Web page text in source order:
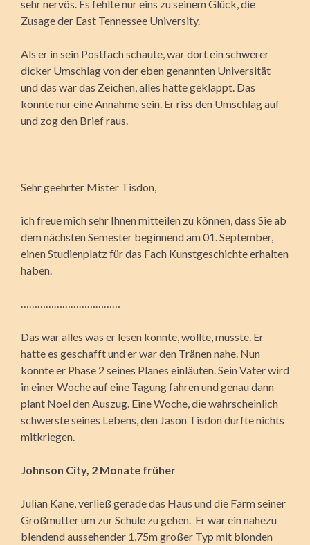
sehr nervös. Es fehlte nur eins zu seinem Glück, die
Zusage der East Tennessee University.
Als er in sein Postfach schaute, war dort ein schwerer
dicker Umschlag von der eben genannten Universität
und das war das Zeichen, alles hatte geklappt. Das
konnte nur eine Annahme sein. Er riss den Umschlag auf
und zog den Brief raus.
Sehr geehrter Mister Tisdon,
ich freue mich sehr Ihnen mitteilen zu können, dass Sie ab
dem nächsten Semester beginnend am 01. September,
einen Studienplatz für das Fach Kunstgeschichte erhalten
haben.
Das war alles was er lesen konnte, wollte, musste. Er
hatte es geschafft und er war den Tränen nahe. Nun
konnte er Phase 2 seines Planes einläuten. Sein Vater wird
in einer Woche auf eine Tagung fahren und genau dann
plant Noel den Auszug. Eine Woche, die wahrscheinlich
schwerste seines Lebens, den Jason Tisdon durfte nichts
mitkriegen.
Johnson City, 2 Monate früher
Julian Kane, verließ gerade das Haus und die Farm seiner
Großmutter um zur Schule zu gehen. Er war ein nahezu
blendend aussehender 1,75m großer Typ mit blonden